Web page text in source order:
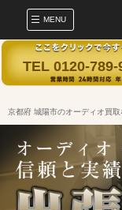
MENU
TEL 0120-789-
京都府 城陽市のオーディオ買